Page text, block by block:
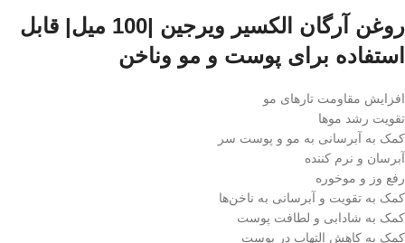
روغن آرگان الکسیر ویرجین |100 میل| قابل
استفاده برای پوست و مو وناخن
افزایش مقاومت تارهای مو
تقویت رشد موها
کمک به آبرسانی به مو و پوست سر
آبرسان و نرم کننده
رفع وز و موخوره
کمک به تقویت و آبرسانی به ناخن‌ها
کمک به شادابی و لطافت پوست
کمک به کاهش التهاب در پوست